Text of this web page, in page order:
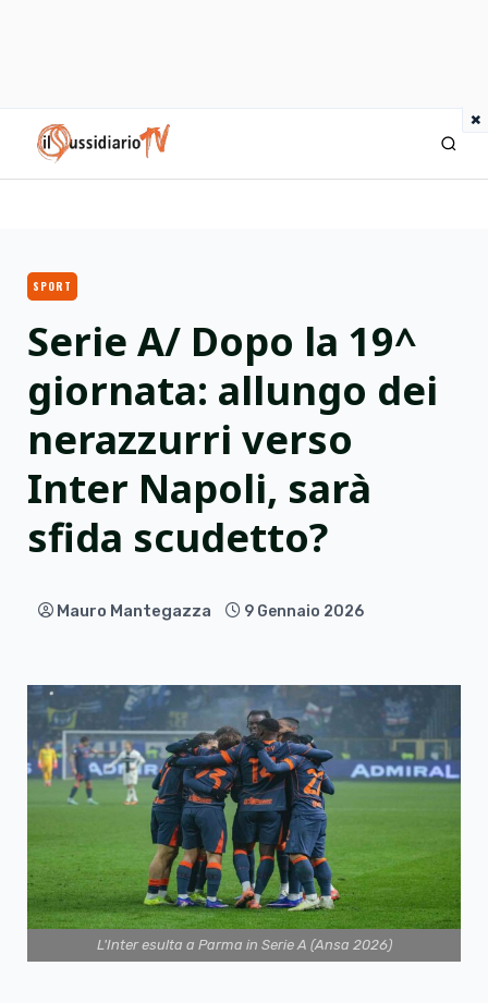
×
IlSussidiario TV
SPORT
Serie A/ Dopo la 19^
giornata: allungo dei
nerazzurri verso
Inter Napoli, sarà
sfida scudetto?
Mauro Mantegazza 9 Gennaio 2026
L'Inter esulta a Parma in Serie A (Ansa 2026)